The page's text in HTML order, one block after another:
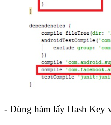
- Dùng hàm lấy Hash Key